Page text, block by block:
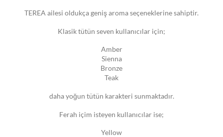
TEREA ailesi oldukça geniş aroma seçeneklerine sahiptir.
Klasik tütün seven kullanıcılar için;
Amber
Sienna
Bronze
Teak
daha yoğun tütün karakteri sunmaktadır.
Ferah içim isteyen kullanıcılar ise;
Yellow